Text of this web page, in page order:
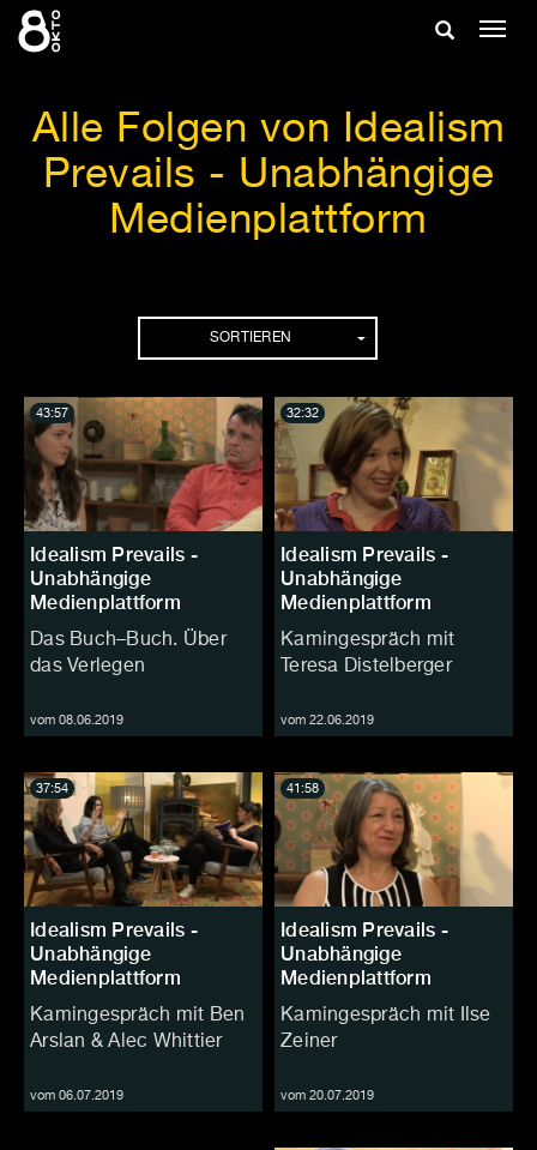
Zum
Inhalt
Suche
Alle Folgen von Idealism
Prevails - Unabhängige
Medienplattform
SORTIEREN
Idealism Prevails -
Unabhängige
Medienplattform
Das Buch–Buch. Über
das Verlegen
vom 08.06.2019
43:57
Idealism Prevails -
Unabhängige
Medienplattform
Kamingespräch mit
Teresa Distelberger
vom 22.06.2019
32:32
Idealism Prevails -
Unabhängige
Medienplattform
Kamingespräch mit Ben
Arslan & Alec Whittier
vom 06.07.2019
37:54
Idealism Prevails -
Unabhängige
Medienplattform
Kamingespräch mit Ilse
Zeiner
vom 20.07.2019
41:58